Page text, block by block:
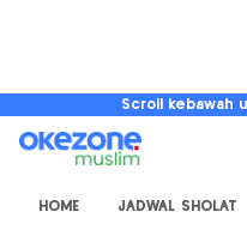
Scroll kebawah
HOME JADWAL SHOLAT